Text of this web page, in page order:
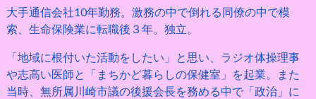
大手通信会社10年勤務。激務の中で倒れる同僚の中で模
索、生命保険業に転職後３年。独立。
「地域に根付いた活動をしたい」と思い、ラジオ体操理事
や志高い医師と「まちかど暮らしの保健室」を起業。また
当時、無所属川崎市議の後援会長を務める中で「政治」に